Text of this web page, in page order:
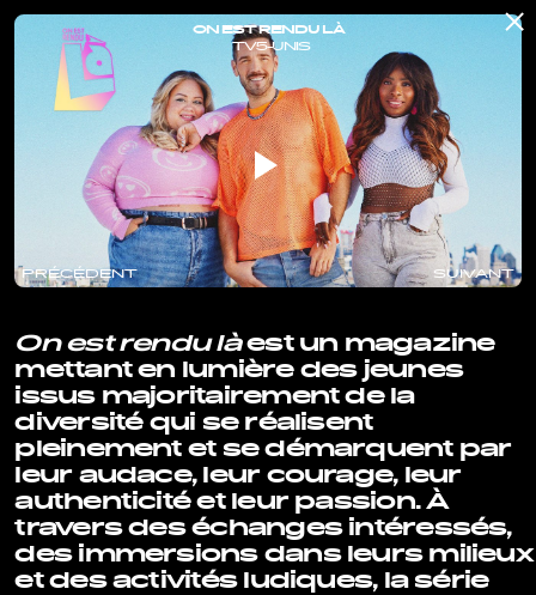
ON EST RENDU LÀ
TV5-UNIS
PRÉCÉDENT SUIVANT
On est rendu làest un magazine
mettant en lumière des jeunes
issus majoritairement de la
diversité qui se réalisent
pleinement et se démarquent par
leur audace, leur courage, leur
authenticité et leur passion. À
travers des échanges intéressés,
des immersions dans leurs milieux
et des activités ludiques, la série